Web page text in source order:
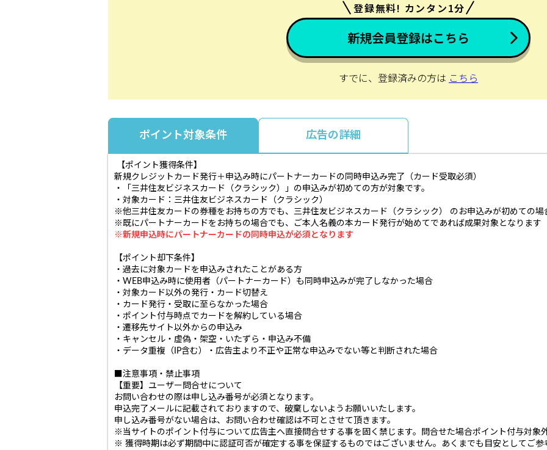
登録無料! カンタン1分
新規会員登録はこちら
すでに、登録済みの方は こちら
ポイント対象条件 広告の詳細
【ポイント獲得条件】
新規クレジットカード発行＋申込み時にパートナーカードの同時申込み完了（カード受取必須）
・「三井住友ビジネスカード（クラシック）」の申込みが初めての方が対象です。
・対象カード：三井住友ビジネスカード（クラシック）
※他三井住友カードの券種をお持ちの方でも、三井住友ビジネスカード（クラシック） のお申込みが初めての場
※既にパートナーカードをお持ちの場合でも、ご本人名義の本カード発行が始めてであれば成果対象となります
※新規申込時にパートナーカードの同時申込が必須となります
【ポイント却下条件】
・過去に対象カードを申込みされたことがある方
・WEB申込み時に使用者（パートナーカード）も同時申込みが完了しなかった場合
・対象カード以外の発行・カード切替え
・カード発行・受取に至らなかった場合
・ポイント付与時点でカードを解約している場合
・遷移先サイト以外からの申込み
・キャンセル・虚偽・架空・いたずら・申込み不備
・データ重複（IP含む）・広告主より不正や正常な申込みでない等と判断された場合
■注意事項・禁止事項
【重要】ユーザー問合せについて
お問い合わせの際は申し込み番号が必須となります。
申込完了メールに記載されておりますので、破棄しないようお願いいたします。
申し込み番号がない場合は、お問い合わせ確認は不可とさせて頂きます。
※当サイトのポイント付与について広告主へ直接問合せする事を固く禁じます。問合せた場合ポイント付与対象
※ 獲得時期は必ず期間中に認証可否が確定する事を保証するものではございません。あくまでも目安としてご参